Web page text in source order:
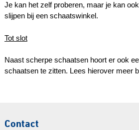
Je kan het zelf proberen, maar je kan
slijpen bij een schaatswinkel.
Tot slot
Naast scherpe schaatsen hoort er ook
schaatsen te zitten. Lees hierover meer
Contact